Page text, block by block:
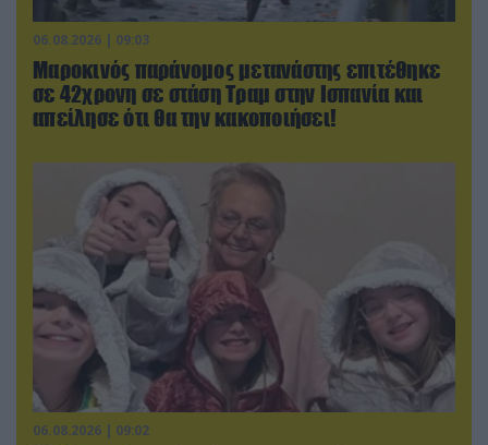
06.08.2026 | 09:03
Μαροκινός παράνομος μετανάστης επιτέθηκε
σε 42χρονη σε στάση Τραμ στην Ισπανία και
απείλησε ότι θα την κακοποιήσει!
06.08.2026 | 09:02